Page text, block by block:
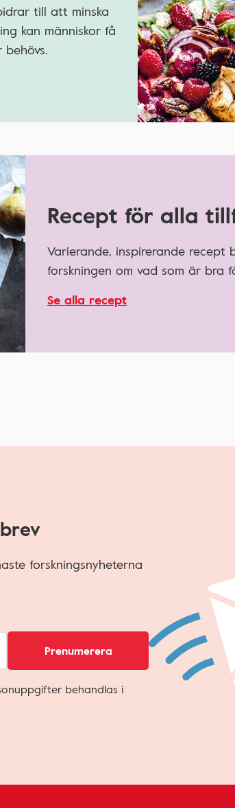
till att minska
kan människor få
Recept för alla
Varierande, inspirerande recept
forskningen om vad som är bra
Se alla recept
forskningsnyheterna
Prenumerera
behandlas i